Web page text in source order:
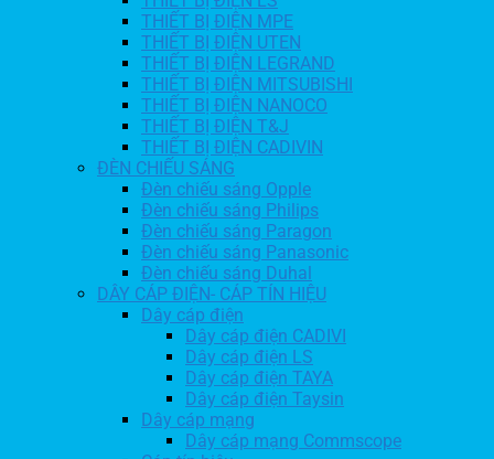
THIẾT BỊ ĐIỆN MPE
THIẾT BỊ ĐIỆN UTEN
THIẾT BỊ ĐIỆN LEGRAND
THIẾT BỊ ĐIỆN MITSUBISHI
THIẾT BỊ ĐIỆN NANOCO
THIẾT BỊ ĐIỆN T&J
THIẾT BỊ ĐIỆN CADIVIN
ĐÈN CHIẾU SÁNG
Đèn chiếu sáng Opple
Đèn chiếu sáng Philips
Đèn chiếu sáng Paragon
Đèn chiếu sáng Panasonic
Đèn chiếu sáng Duhal
DÂY CÁP ĐIỆN- CÁP TÍN HIỆU
Dây cáp điện
Dây cáp điện CADIVI
Dây cáp điện LS
Dây cáp điện TAYA
Dây cáp điện Taysin
Dây cáp mạng
Dây cáp mạng Commscope